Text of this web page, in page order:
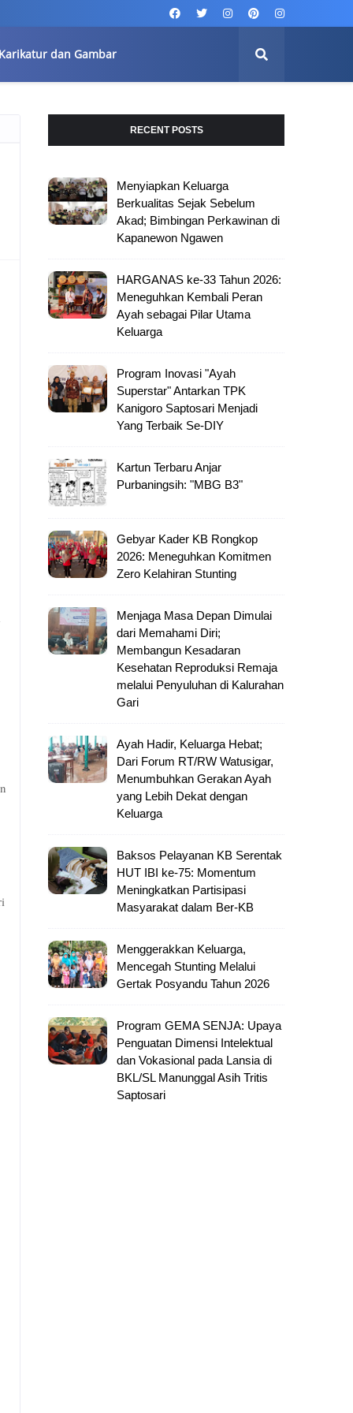
dan Gambar
RECENT POSTS
Menyiapkan Keluarga
Berkualitas Sejak Sebelum
Akad; Bimbingan Perkawinan di
Kapanewon Ngawen
HARGANAS ke-33 Tahun 2026:
Meneguhkan Kembali Peran
Ayah sebagai Pilar Utama
Keluarga
Program Inovasi "Ayah
Superstar" Antarkan TPK
Kanigoro Saptosari Menjadi
Yang Terbaik Se-DIY
Kartun Terbaru Anjar
Purbaningsih: "MBG B3"
Gebyar Kader KB Rongkop
2026: Meneguhkan Komitmen
Zero Kelahiran Stunting
Menjaga Masa Depan Dimulai
dari Memahami Diri;
Membangun Kesadaran
Kesehatan Reproduksi Remaja
melalui Penyuluhan di Kalurahan
Gari
Ayah Hadir, Keluarga Hebat;
Dari Forum RT/RW Watusigar,
Menumbuhkan Gerakan Ayah
yang Lebih Dekat dengan
Keluarga
Baksos Pelayanan KB Serentak
HUT IBI ke-75: Momentum
Meningkatkan Partisipasi
Masyarakat dalam Ber-KB
Menggerakkan Keluarga,
Mencegah Stunting Melalui
Gertak Posyandu Tahun 2026
Program GEMA SENJA: Upaya
Penguatan Dimensi Intelektual
dan Vokasional pada Lansia di
BKL/SL Manunggal Asih Tritis
Saptosari